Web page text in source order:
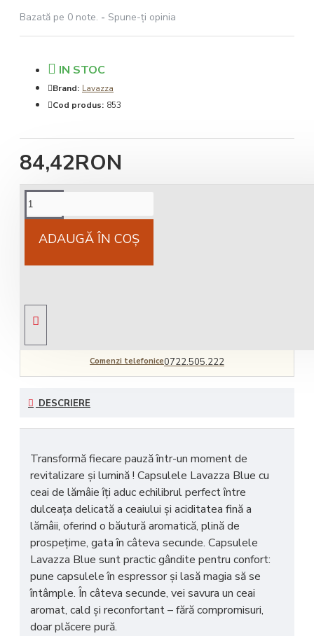
Bazată pe 0 note. - Spune-ţi opinia
84,42RON
IN STOC
Brand: Lavazza
Cod produs: 853
ADAUGĂ ÎN COŞ
Cost livrareNational 25Lei locker 25 lei
Comenzi telefonice0722.505.222
DESCRIERE
Transformă fiecare pauză într-un moment de
revitalizare și lumină ! Capsulele Lavazza Blue cu
ceai de lămâie îți aducechilibrul perfect între
dulceața delicată a ceaiului și aciditatea fină a
lămâii, oferind o băutură aromatică, plină de
prospețime, gata în câteva secunde. Capsulele
Lavazza Blue suntpractic gândite pentru confort:
pune capsulele în espressor și lasă magia să se
întâmple. În câteva secunde, vei savura un ceai
aromat, cald și reconfortant –fără compromisuri,
doar plăcere pură.